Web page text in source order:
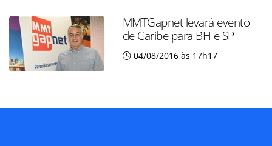
MMTGapnet levará evento
de Caribe para BH e SP
04/08/2016 às 17h17